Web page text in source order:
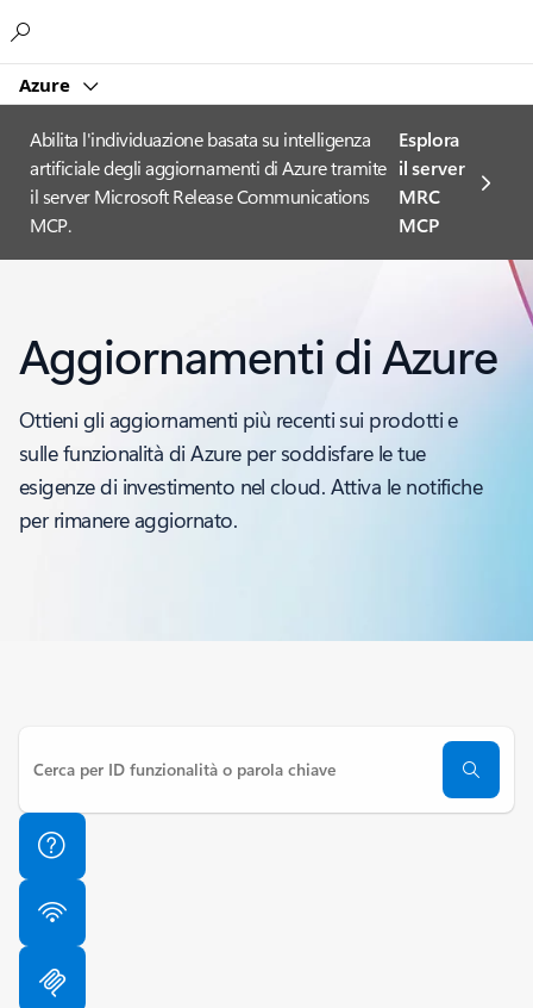
Azure
Abilita l'individuazione basata su intelligenza
artificiale degli aggiornamenti di Azure tramite
il server Microsoft Release Communications
MCP.
Esplora
il server
MRC
MCP
Aggiornamenti di Azure
Ottieni gli aggiornamenti più recenti sui prodotti e
sulle funzionalità di Azure per soddisfare le tue
esigenze di investimento nel cloud. Attiva le notifiche
per rimanere aggiornato.